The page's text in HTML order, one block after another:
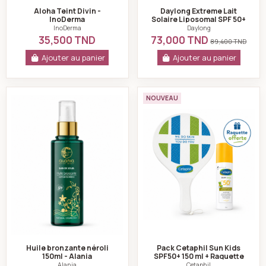
Aloha Teint Divin -
InoDerma
InoDerma
35,500 TND
Ajouter au panier
Daylong Extreme Lait
Solaire Liposomal SPF 50+
100 ml
Daylong
73,000 TND89,400 TND
Ajouter au panier
Huile bronzante néroli 150ml - Alania
Huile bronzante néroli
150ml - Alania
NOUVEAU
Pack Cetaphil Sun Kids
SPF50+ 150 ml + Raquette